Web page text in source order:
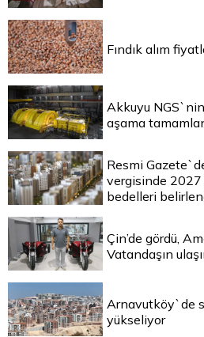
Fındık alım
Akkuyu
aşama
Resmi
vergisinde 2027
bedelleri
Çin’de gördü,
Vatandaşın
Arnavutköy`de
yükseliyor